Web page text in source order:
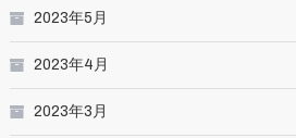
2023年5月
2023年4月
2023年3月